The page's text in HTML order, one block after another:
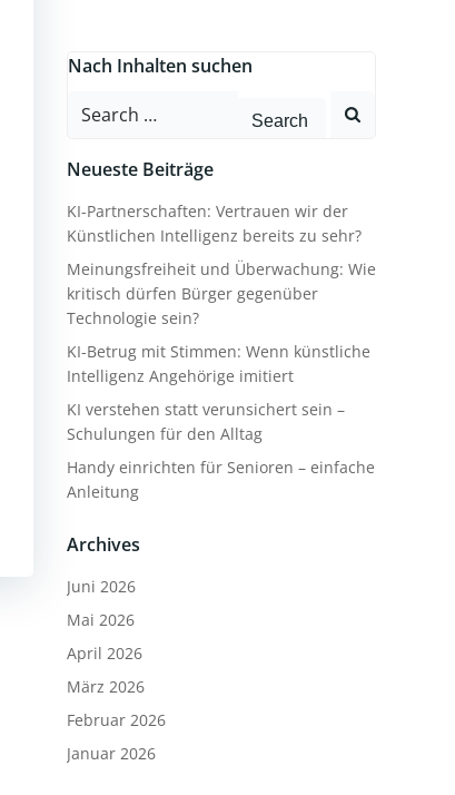
Nach Inhalten suchen
Search
Neueste Beiträge
KI-Partnerschaften: Vertrauen wir der
Künstlichen Intelligenz bereits zu sehr?
Meinungsfreiheit und Überwachung: Wie
kritisch dürfen Bürger gegenüber
Technologie sein?
KI-Betrug mit Stimmen: Wenn künstliche
Intelligenz Angehörige imitiert
KI verstehen statt verunsichert sein –
Schulungen für den Alltag
Handy einrichten für Senioren – einfache
Anleitung
Archives
Juni 2026
Mai 2026
April 2026
März 2026
Februar 2026
Januar 2026